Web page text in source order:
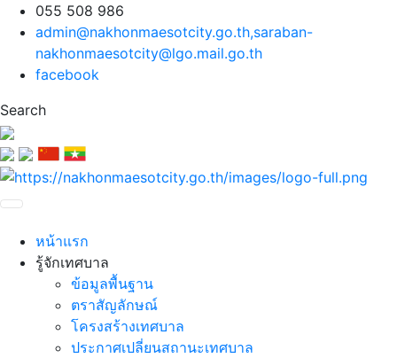
055 508 986
admin@nakhonmaesotcity.go.th,saraban-
nakhonmaesotcity@lgo.mail.go.th
facebook
Search
หน้าแรก
รู้จักเทศบาล
ข้อมูลพื้นฐาน
ตราสัญลักษณ์
โครงสร้างเทศบาล
ประกาศเปลี่ยนสถานะเทศบาล